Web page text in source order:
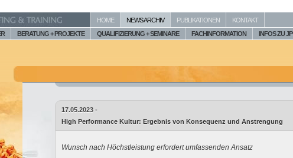
HOME NEWS ARCHIV PUBLIKATIONEN KONTAKT
BERATUNG + PROJEKTE QUALIFIZIERUNG + SEMINARE FACHINFORMATION INFOS ZU JP
17.05.2023 -
High Performance Kultur: Ergebnis von Konsequenz und Anstrengung
Wunsch nach Höchstleistung erfordert umfassenden Ansatz